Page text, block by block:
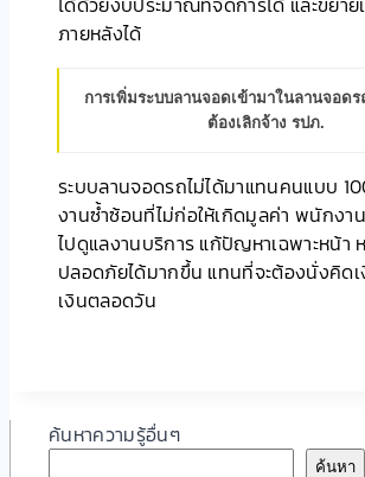
ภายหลังได้
การเพิ่มระบบลานจอดเข้ามาในลานจอดร
ต้องเลิกจ้าง รปภ.
ระบบลานจอดรถไม่ได้มาแทนคนแบบ
งานซ้ำซ้อนที่ไม่ก่อให้เกิดมูลค่า พนักงา
ไปดูแลงานบริการ แก้ปัญหาเฉพาะหน้า
ปลอดภัยได้มากขึ้น แทนที่จะต้องนั่งคิดเ
เงินตลอดวัน
ค้นหาความรู้อื่นๆ
ค้นหา